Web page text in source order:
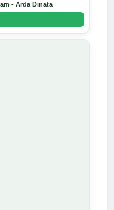
- Arda Dinata